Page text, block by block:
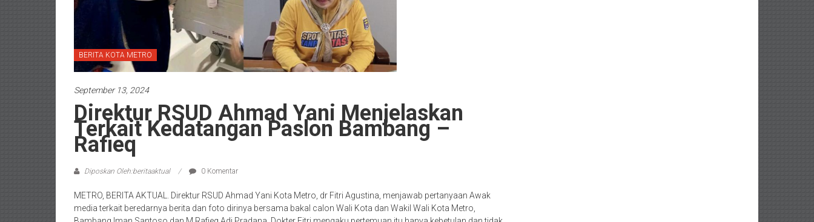
BERITA KOTA METRO
September 13, 2024
Direktur RSUD Ahmad Yani Menjelaskan
Terkait Kedatangan Paslon Bambang –
Rafieq
Diposkan Oleh:beritaaktual 0 Komentar
METRO, BERITA AKTUAL. Direktur RSUD Ahmad Yani Kota Metro, dr Fitri Agustina, menjawab pertanyaan Awak
media terkait beredarnya berita dan foto dirinya bersama bakal calon Wali Kota dan Wakil Wali Kota Metro,